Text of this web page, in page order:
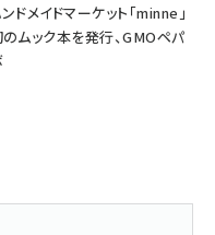
ドメイドマーケット「minne」
のムック本を発行、GMOペパ